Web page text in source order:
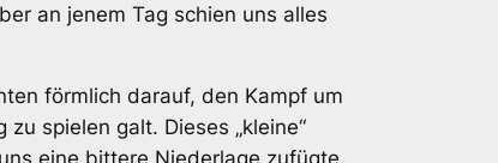
an jenem Tag schien uns alles
förmlich darauf, den Kampf um
spielen galt. Dieses „kleine“